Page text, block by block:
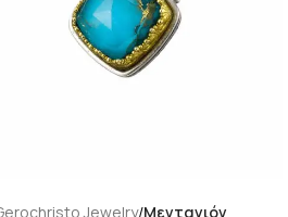
Jewelry Μενταγιόν